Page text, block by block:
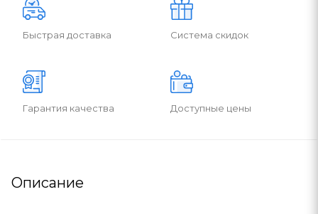
Быстрая доставка Система скидок
Гарантия качества Доступные цены
Описание